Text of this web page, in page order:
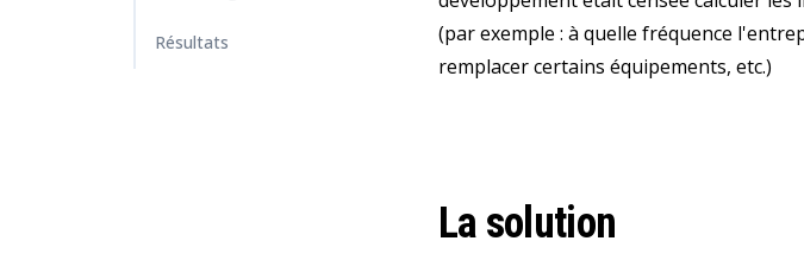
Résultats
(par exemple : à quelle fréquence
remplacer certains équipements, etc.)
La solution